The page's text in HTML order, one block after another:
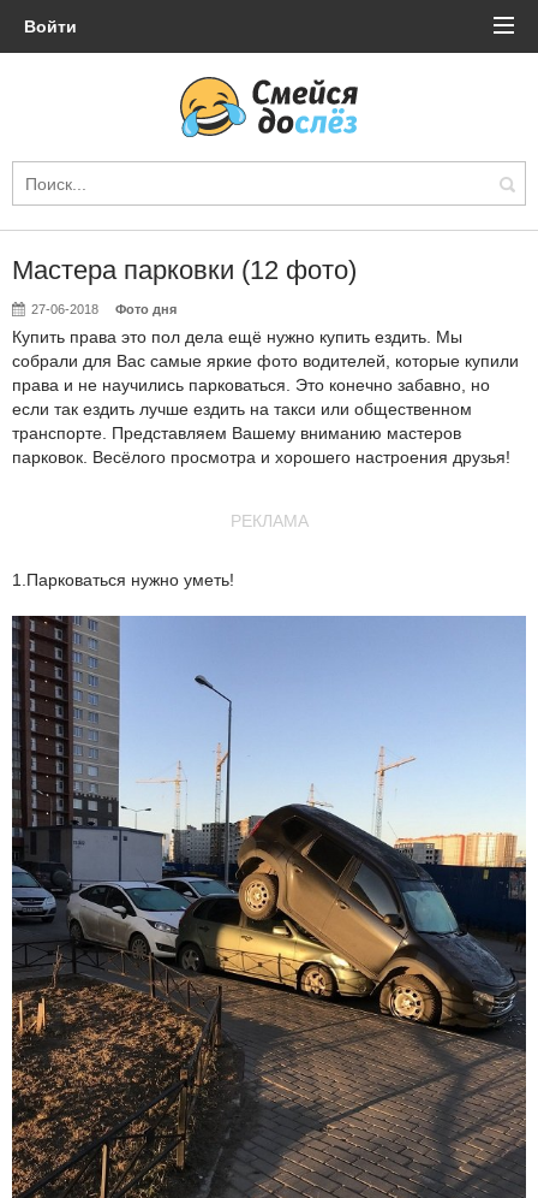
Войти
Мастера парковки (12 фото)
27-06-2018 Фото дня
Купить права это пол дела ещё нужно купить ездить. Мы
собрали для Вас самые яркие фото водителей, которые купили
права и не научились парковаться. Это конечно забавно, но
если так ездить лучше ездить на такси или общественном
транспорте. Представляем Вашему вниманию мастеров
парковок. Весёлого просмотра и хорошего настроения друзья!
РЕКЛАМА
1.Парковаться нужно уметь!